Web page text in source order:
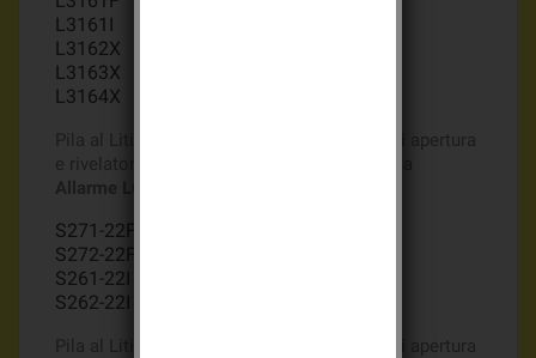
L3161I
L3162X
L3163X
L3164X
Pila al Litio Batli28 3,6v 2Ah per rivelatore di apertura
e rivelatore di apertura multicontatto gamma
Allarme
S271-22F
S272-22F
S261-22I
S262-22I
Pila al Litio Batli28 3,6v 2Ah per rivelatore di apertura